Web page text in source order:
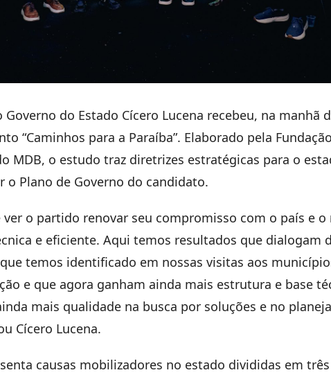
do Estado Cícero Lucena recebeu, na manhã
“Caminhos para a Paraíba”. Elaborado pela
MDB, o estudo traz diretrizes estratégicas para o
o Plano de Governo do candidato.
ver o partido renovar seu compromisso com o país e o
e eficiente. Aqui temos resultados que dialogam
temos identificado em nossas visitas aos
e que agora ganham ainda mais estrutura e base
mais qualidade na busca por soluções e no
Cícero Lucena.
causas mobilizadores no estado divididas em